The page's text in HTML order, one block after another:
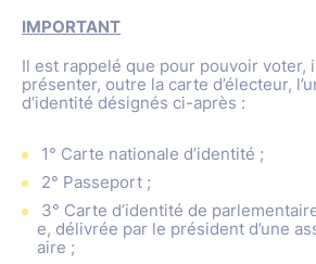
IMPORTANT
Il est rappelé que pour pouvoir voter,
présenter, outre la carte d’électeur,
d’identité désignés ci-après :
1° Carte nationale d’identité ;
2° Passeport ;
3° Carte d’identité de
e, délivrée par le président d’une
aire ;